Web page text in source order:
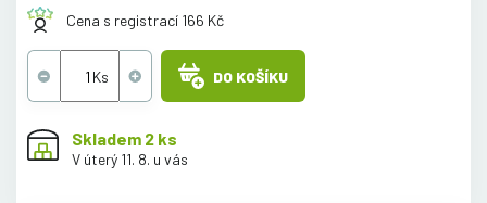
Cena s registrací 166 Kč
DO KOŠÍKU
Skladem 2 ks
V úterý 11. 8. u vás